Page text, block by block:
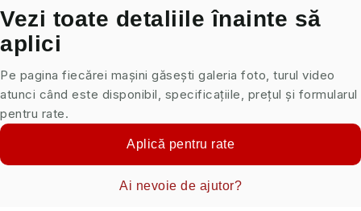
Vezi toate detaliile înainte să
aplici
Pe pagina fiecărei mașini găsești galeria foto, turul video
atunci când este disponibil, specificațiile, prețul și formularul
pentru rate.
Aplică pentru rate
Ai nevoie de ajutor?